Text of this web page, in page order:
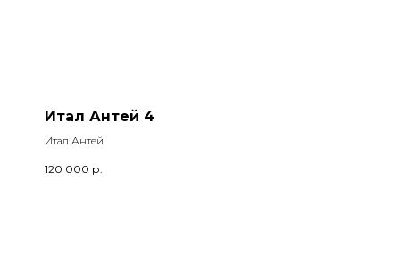
Итал Антей 4
Итал Антей
120 000 р.